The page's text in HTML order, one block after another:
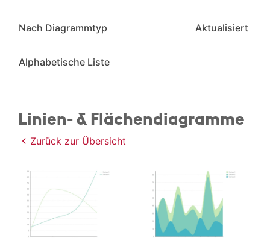
Nach Diagrammtyp Aktualisiert
Alphabetische Liste
Linien- & Flächendiagramme
Zurück zur Übersicht